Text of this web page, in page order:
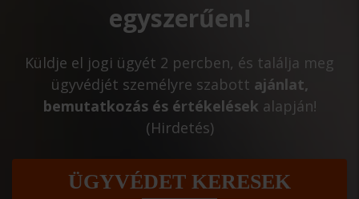
egyszerűen!
Küldje el jogi ügyét 2 percben, és találja meg
ügyvédjét személyre szabott ajánlat,
bemutatkozás és értékelések alapján!
(Hirdetés)
ÜGYVÉDET KERESEK